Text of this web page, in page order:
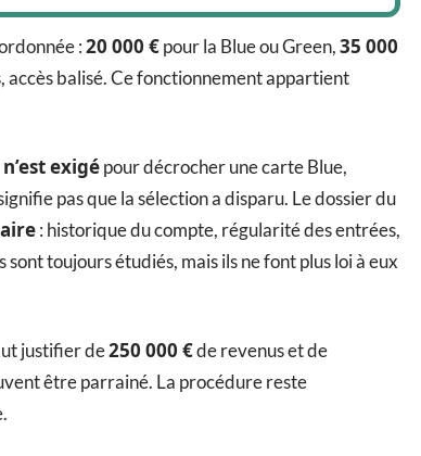
:20 000 €pour la Blue ou Green,35 000
accès balisé. Ce fonctionnement appartient
exigépour décrocher une carte Blue,
pas que la sélection a disparu. Le dossier du
: historique du compte, régularité des entrées,
toujours étudiés, mais ils ne font plus loi à eux
justifier de250 000 €de revenus et de
être parrainé. La procédure reste